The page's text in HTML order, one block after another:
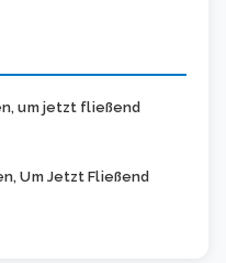
um jetzt fließend
Um Jetzt Fließend